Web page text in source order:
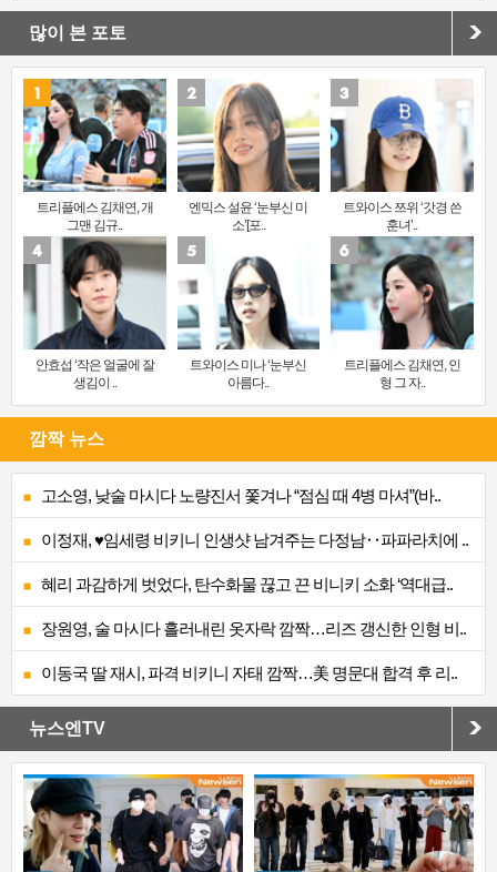
많이 본 포토
트리플에스 김채연, 개
그맨 김규..
엔믹스 설윤 ‘눈부신 미
소’[포..
트와이스 쯔위 ‘갓경 쓴
훈녀’..
안효섭 ‘작은 얼굴에 잘
생김이 ..
트와이스 미나 ‘눈부신
아름다..
트리플에스 김채연, 인
형 그 자..
깜짝 뉴스
고소영, 낮술 마시다 노량진서 쫓겨나 “점심 때 4병 마셔”(바..
이정재, ♥임세령 비키니 인생샷 남겨주는 다정남‥파파라치에 ..
혜리 과감하게 벗었다, 탄수화물 끊고 끈 비니키 소화 ‘역대급..
장원영, 술 마시다 흘러내린 옷자락 깜짝…리즈 갱신한 인형 비..
이동국 딸 재시, 파격 비키니 자태 깜짝…美 명문대 합격 후 리..
뉴스엔TV